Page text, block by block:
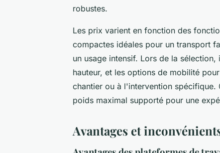
robustes.
Les prix varient en fonction des
compactes idéales pour un transport
un usage intensif. Lors de la
hauteur, et les options de mobilité
chantier ou à l'intervention spécifique.
poids maximal supporté pour une
Avantages et